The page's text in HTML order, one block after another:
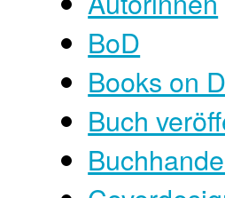
BoD
Books on
Buch